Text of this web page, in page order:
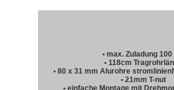
• max. Zuladung 100
• 118cm
• 80 x 31 mm Alurohre
• 21mm T-nut